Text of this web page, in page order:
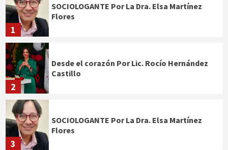
1
SOCIOLOGANTE Por La Dra. Elsa Martínez
Flores
2
Desde el corazón Por Lic. Rocío Hernández
Castillo
3
SOCIOLOGANTE Por La Dra. Elsa Martínez
Flores